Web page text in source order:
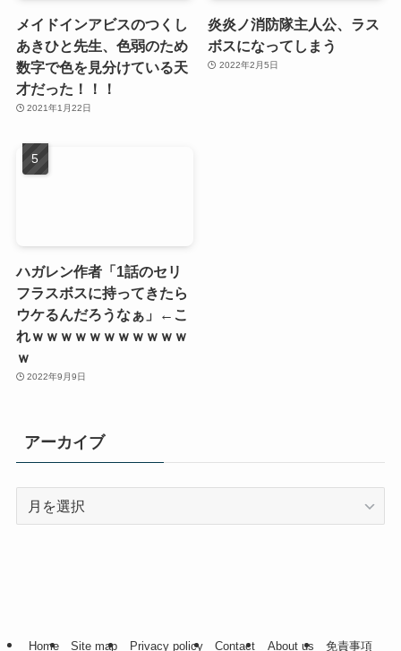
メイドインアビスのつくし
あきひと先生、色弱のため
数字で色を見分けている天
才だった！！！
2021年1月22日
炎炎ノ消防隊主人公、ラス
ボスになってしまう
2022年2月5日
ハガレン作者「1話のセリ
フラスボスに持ってきたら
ウケるんだろうなぁ」←こ
れｗｗｗｗｗｗｗｗｗｗｗ
ｗ
2022年9月9日
アーカイブ
Home Site map Privacy policy Contact About us 免責事項